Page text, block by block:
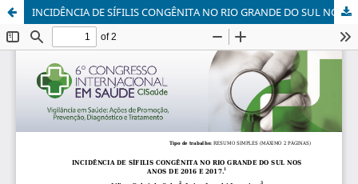
INCIDÊNCIA DE SÍFILIS CONGÊNITA NO RIO GRANDE DO SUL NOS ANOS DE 2016 E 2017